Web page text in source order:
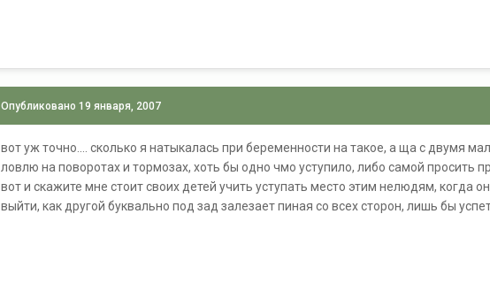
Опубликовано19 января, 2007
вот уж точно.... сколько я натыкалась при беременности на такое, а ща с двумя
ловлю на поворотах и тормозах, хоть бы одно чмо уступило, либо самой просить
вот и скажите мне стоит своих детей учить уступать место этим нелюдям, когда
выйти, как другой буквально под зад залезает пиная со всех сторон, лишь бы